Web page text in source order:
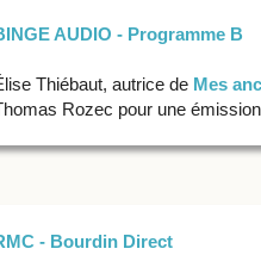
AUDIO - Programme B
Thiébaut, autrice de Mes
Rozec pour une
- Bourdin Direct